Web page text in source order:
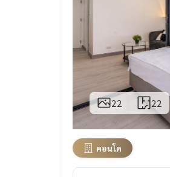
22 22
คอนโด